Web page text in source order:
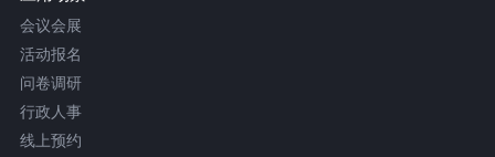
会议会展
活动报名
问卷调研
行政人事
线上预约